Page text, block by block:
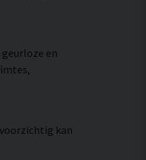
en
kan